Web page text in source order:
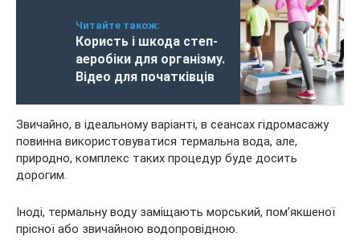
Читайте також:
Користь і шкода степ-
аеробіки для організму.
Відео для початківців
Звичайно, в ідеальному варіанті, в сеансах гідромасажу
повинна використовуватися термальна вода, але,
природно, комплекс таких процедур буде досить
дорогим.
Іноді, термальну воду заміщають морський, пом’якшеної
прісної або звичайною водопровідною.